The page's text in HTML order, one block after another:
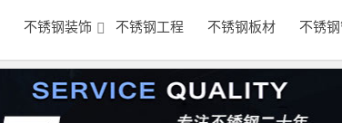
不锈钢装饰 不锈钢工程 不锈钢板材 不锈